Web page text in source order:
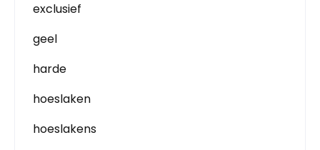
exclusief
geel
harde
hoeslaken
hoeslakens